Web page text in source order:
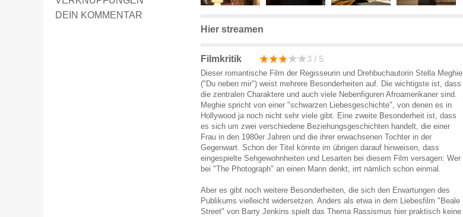
DEIN KOMMENTAR
Hier streamen
Filmkritik 3 / 5
Dieser romantische Film der Regisseurin und Drehbuchautorin Stella Meghie
("Du neben mir") weist mehrere Besonderheiten auf. Die wichtigste ist, dass
die zentralen Charaktere und auch viele Nebenfiguren Afroamerikaner sind.
Meghie spricht von einer "schwarzen Liebesgeschichte", von denen es in
Hollywood ja noch nicht sehr viele gibt. Eine zweite Besonderheit ist, dass
es sich um zwei verschiedene Beziehungsgeschichten handelt, die einer
Frau in den 1980er Jahren und die ihrer erwachsenen Tochter in der
Gegenwart. Schon der Titel könnte im übrigen darauf hinweisen, dass
eingespielte Sehgewohnheiten und Lesarten bei diesem Film versagen: Wer
bei "The Photograph" an einen Mann denkt, irrt nämlich schon einmal.
Aber es gibt noch weitere Besonderheiten, die sich den Erwartungen des
Publikums vielleicht widersetzen. Anders als etwa in dem Liebesfilm "Beale
Street" von Barry Jenkins spielt das Thema Rassismus hier praktisch keine